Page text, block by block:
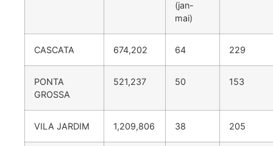
(jan-
mai)
CASCATA 674,202 64 229
PONTA
GROSSA
521,237 50 153
VILA JARDIM 1,209,806 38 205